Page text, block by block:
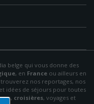
belge qui vous donne des
, en Franceou ailleurs en
trouverez nos reportages, nos
idées de séjours pour toutes
, croisières, voyages et